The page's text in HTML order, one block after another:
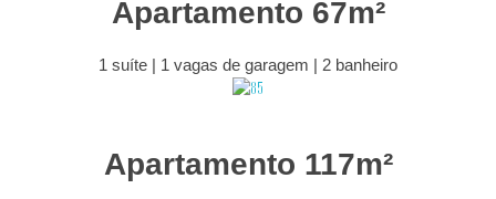
Apartamento 67m²
1 suíte | 1 vagas de garagem | 2 banheiro
Apartamento 117m²